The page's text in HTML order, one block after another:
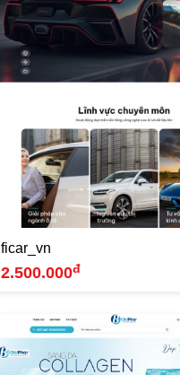
ficar_vn
2.500.000đ